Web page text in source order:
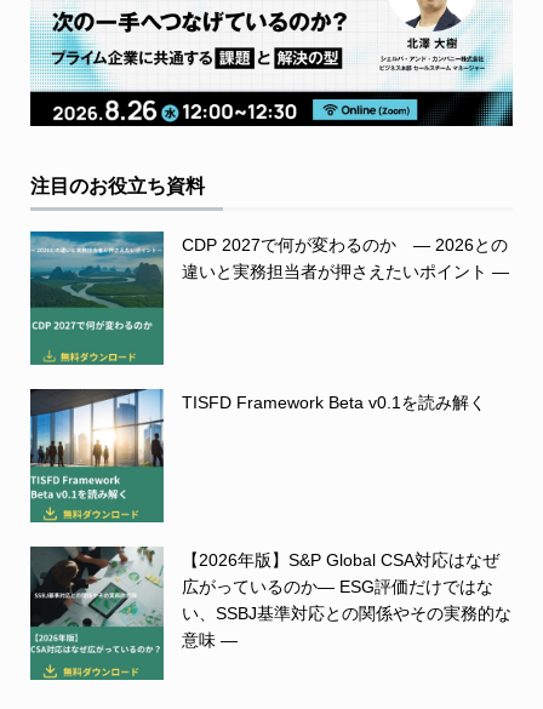
注目のお役立ち資料
CDP 2027で何が変わるのか ― 2026との
違いと実務担当者が押さえたいポイント ―
TISFD Framework Beta v0.1を読み解く
【2026年版】S&P Global CSA対応はなぜ
広がっているのか― ESG評価だけではな
い、SSBJ基準対応との関係やその実務的な
意味 ―